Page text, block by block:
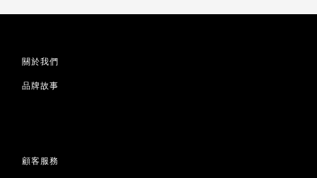
關於我們
品牌故事
顧客服務